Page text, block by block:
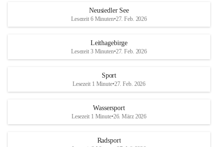
S
und den daraus folgenden wirtschaftlichen
Maßnahmen zur Bekämpfung
Rebe und der Amerikanischen
Anhang VBl. EU Nr. 18
1 Seite•1,4 MB
r
S
Neusiedler See
Lesezeit 6 Minuten•27. Feb. 2026
Leithagebirge
Lesezeit 3 Minuten•27. Feb. 2026
Sport
Lesezeit 1 Minute•27. Feb. 2026
Wassersport
Lesezeit 1 Minute•26. März 2026
Radsport